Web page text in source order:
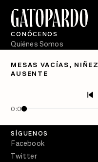
MESAS VACÍAS, NIÑEZ
AUSENTE
0:00
CONÓCENOS
Quiénes Somos
PÓDCASTS
Crecer en Distopía
SÍGUENOS
Facebook
Twitter